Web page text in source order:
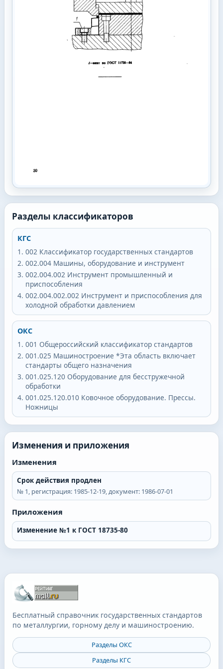
Разделы классификаторов
КГС
002 Классификатор государственных стандартов
002.004 Машины, оборудование и инструмент
002.004.002 Инструмент промышленный и
приспособления
002.004.002.002 Инструмент и приспособления для
холодной обработки давлением
ОКС
001 Общероссийский классификатор стандартов
001.025 Машиностроение *Эта область включает
стандарты общего назначения
001.025.120 Оборудование для бесстружечной
обработки
001.025.120.010 Ковочное оборудование. Прессы.
Ножницы
Изменения и приложения
Изменения
Срок действия продлен
№ 1, регистрация: 1985-12-19, документ: 1986-07-01
Приложения
Изменение №1 к ГОСТ 18735-80
Бесплатный справочник государственных стандартов
по металлургии, горному делу и машиностроению.
Разделы ОКС
Разделы КГС